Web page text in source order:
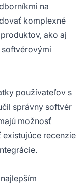
na
komplexné
ako aj
používateľov s
správny softvér
možnosť
recenzie